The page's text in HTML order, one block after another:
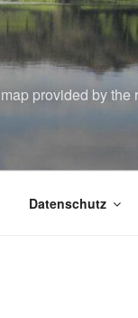
provided by the
Datenschutz